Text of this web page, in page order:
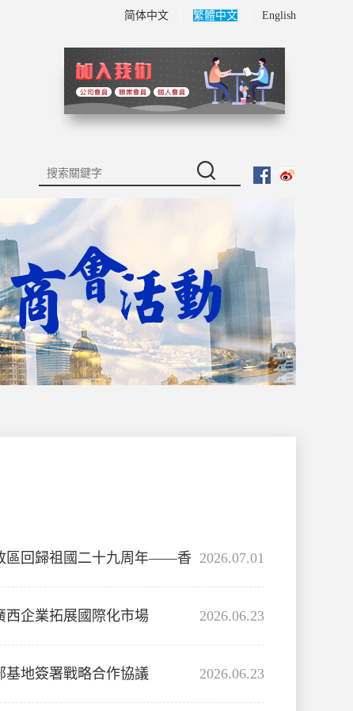
简体中文 繁體中文 English
2026.07.01
區回歸祖國二十九周年——香
2026.06.23
西企業拓展國際化市場
2026.06.23
基地簽署戰略合作協議